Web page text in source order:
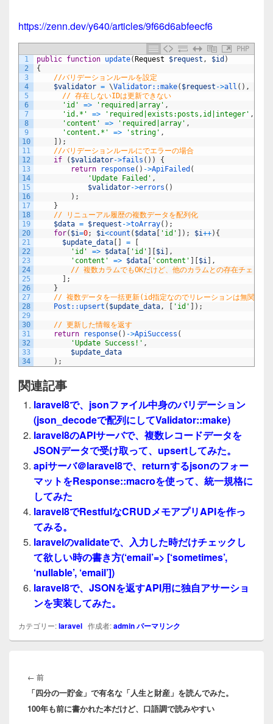
https://zenn.dev/y640/articles/9f66d6abfeecf6
PHP
1
2
3
4
5
6
7
8
9
10
11
12
13
14
15
16
17
18
19
20
21
22
23
24
25
26
27
28
29
30
31
32
33
34
public function update(Request $request , $id )
{
//バリデーションルールを設定
$validator = \Validator::make( $request ->all ( ) ,
// 存在しないIDは更新できない
'id'
=> 'required|array' ,
'id.*'
=> 'required|exists:posts,id|integer' ,
'content'
=> 'required|array' ,
'content.*'
=> 'string' ,
] ) ;
//バリデーションルールにでエラーの場合
if
( $validator->fails ( ) )
{
return
response( ) ->ApiFailed (
'Update Failed' ,
$validator->errors ( )
) ;
}
// リニューアル履歴の複数データを配列化
$data = $request ->toArray( ) ;
for( $i=0; $i<count ( $data [ 'id' ] ) ; $i++) {
$update_data [ ] =
[
'id'
=> $data [ 'id' ] [$i] ,
'content'
=> $data [ 'content' ] [$i] ,
// 複数カラムでもOKだけど、他のカラムとの存在チェック
] ;
}
// 複数データを一括更新(id指定なのでリレーションは無関係！)
Post:: upsert ( $update_data, [ 'id' ] ) ;
// 更新した情報を返す
return
response( ) ->ApiSuccess (
'Update Success!' ,
$update_data
) ;
関連記事
laravel8で、jsonファイル中身のバリデーション
(json_decodeで配列にしてValidator::make)
laravel8のAPIサーバで、複数レコードデータを
JSONデータで受け取って、upsertしてみた。
apiサーバ＠laravel8で、returnするjsonのフォー
マットをResponse::macroを使って、統一規格に
してみた
laravel8でRestfulなCRUDメモアプリAPIを作っ
てみる。
laravelのvalidateで、入力した時だけチェックし
て欲しい時の書き方(‘email’=> [‘sometimes’,
‘nullable’, ‘email’])
laravel8で、JSONを返すAPI用に独自アサーショ
ンを実装してみた。
カテゴリー:laravel 作成者:adminパーマリンク
稿
ナ
ビ
ゲ
← 前前
の
投
「四分の一貯金」で有名な「人生と財産」を読んでみた。
100年も前に書かれた本だけど、口語調で読みやすい